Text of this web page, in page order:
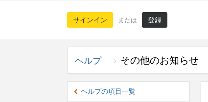
サインイン または 登録
ヘルプ その他のお知らせ
ヘルプの項目一覧